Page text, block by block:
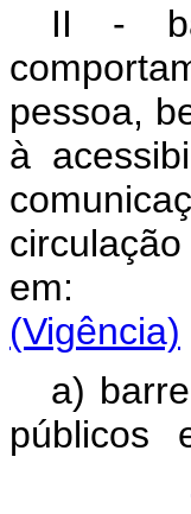
II -
pessoa,
à
(Vigência)
a)
públicos